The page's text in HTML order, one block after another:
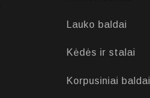
Lauko baldai
Kėdės ir stalai
Korpusiniai baldai